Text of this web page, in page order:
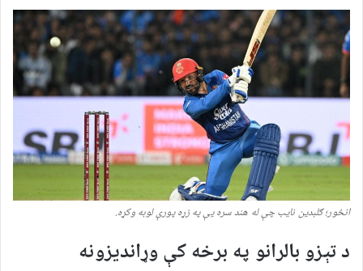
انځور؛ ګلبدین نایب چې له هند سره یې په زړه پورې لوبه وکړه.
د تېزو بالرانو په برخه کې وړاندیزونه